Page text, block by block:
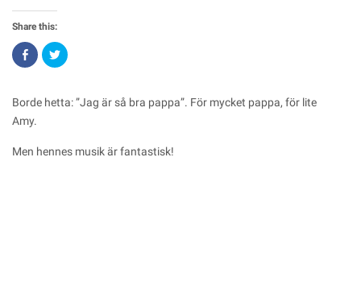
Share this:
Click
to
share
(Opens
in
new
window)
Click
to
(Opens
in
Borde hetta: ”Jag är så bra pappa”. För mycket pappa, för lite
Amy.
Men hennes musik är fantastisk!